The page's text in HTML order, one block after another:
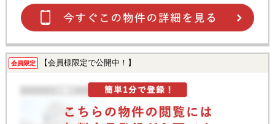
会員限定 【会員様限定で公開中！】